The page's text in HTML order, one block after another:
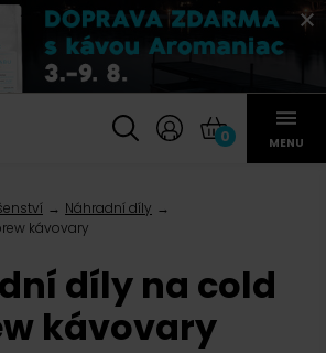
0 MENU
Náhradní díly
kávovary
díly na cold
kávovary